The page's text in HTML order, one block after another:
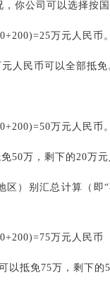
你公司可以选择按
万元人民币
人民币可以全部抵免
万元人民币
50万，剩下的20万
区）别汇总计算（
万元人民币
以抵免75万，剩下